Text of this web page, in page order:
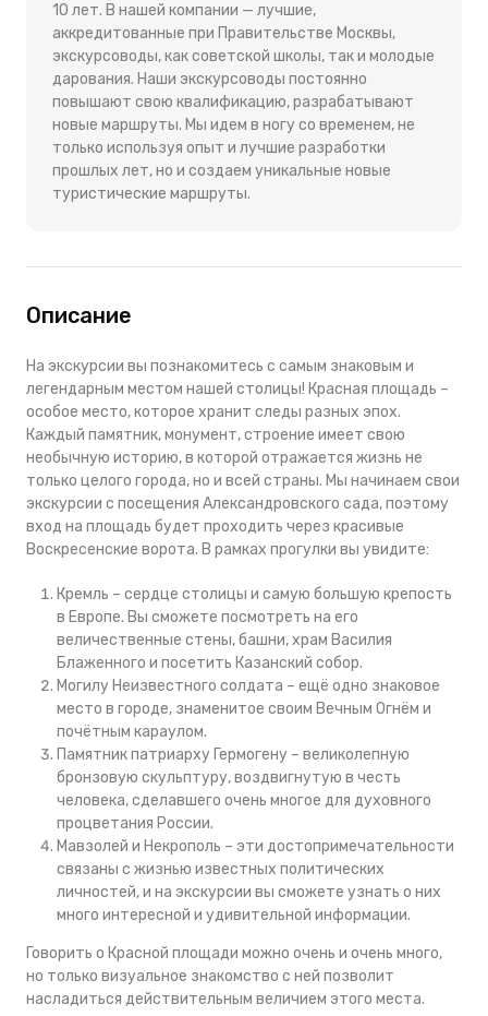
10 лет. В нашей компании — лучшие,
аккредитованные при Правительстве Москвы,
экскурсоводы, как советской школы, так и молодые
дарования. Наши экскурсоводы постоянно
повышают свою квалификацию, разрабатывают
новые маршруты. Мы идем в ногу со временем, не
только используя опыт и лучшие разработки
прошлых лет, но и создаем уникальные новые
туристические маршруты.
Описание
На экскурсии вы познакомитесь с самым знаковым и
легендарным местом нашей столицы! Красная площадь –
особое место, которое хранит следы разных эпох.
Каждый памятник, монумент, строение имеет свою
необычную историю, в которой отражается жизнь не
только целого города, но и всей страны. Мы начинаем свои
экскурсии с посещения Александровского сада, поэтому
вход на площадь будет проходить через красивые
Воскресенские ворота. В рамках прогулки вы увидите:
Кремль – сердце столицы и самую большую крепость
в Европе. Вы сможете посмотреть на его
величественные стены, башни, храм Василия
Блаженного и посетить Казанский собор.
Могилу Неизвестного солдата – ещё одно знаковое
место в городе, знаменитое своим Вечным Огнём и
почётным караулом.
Памятник патриарху Гермогену – великолепную
бронзовую скульптуру, воздвигнутую в честь
человека, сделавшего очень многое для духовного
процветания России.
Мавзолей и Некрополь – эти достопримечательности
связаны с жизнью известных политических
личностей, и на экскурсии вы сможете узнать о них
много интересной и удивительной информации.
Говорить о Красной площади можно очень и очень много,
но только визуальное знакомство с ней позволит
насладиться действительным величием этого места.